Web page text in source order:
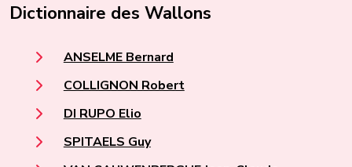
Dictionnaire des Wallons
ANSELME Bernard
COLLIGNON Robert
DI RUPO Elio
SPITAELS Guy